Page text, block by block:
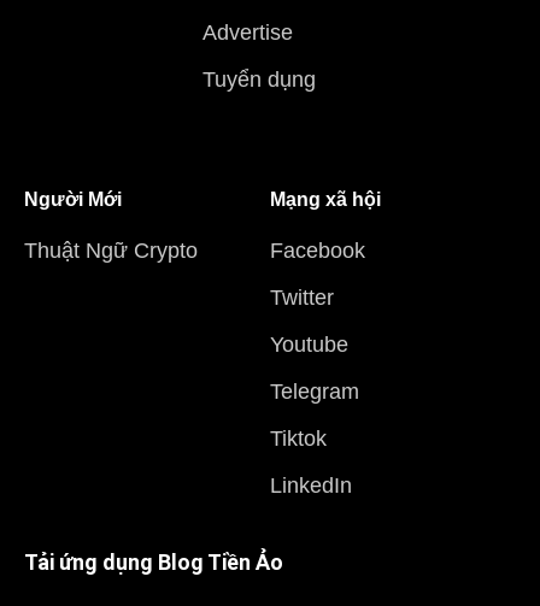
Advertise
Tuyển dụng
Người Mới
Thuật Ngữ Crypto
Mạng xã hội
Facebook
Twitter
Youtube
Telegram
Tiktok
LinkedIn
Tải ứng dụng Blog Tiền Ảo